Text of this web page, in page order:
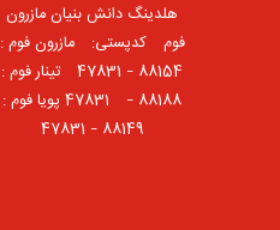
هلدینگ دانش بنیان مازرون
فوم ⠀کدپستی: ⠀مازرون فوم :
88154 – 47831 ⠀تینار فوم :
88188 – 47831⠀ پویا فوم :
88149 – 47831